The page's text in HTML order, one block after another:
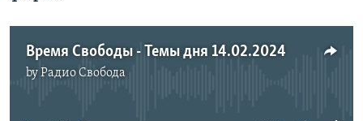
Время Свободы - Темы дня 14.02.2024
byРадио Свобода
No media source currently available